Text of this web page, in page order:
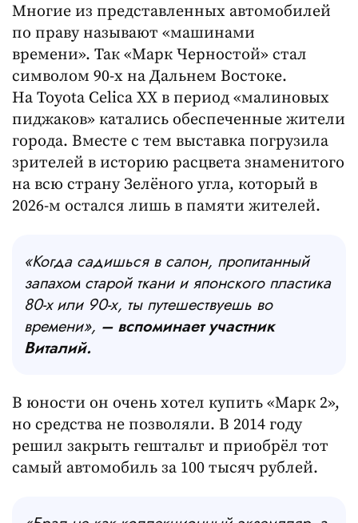
Многие из представленных автомобилей
по праву называют «машинами
времени». Так «Марк Черностой» стал
символом 90-х на Дальнем Востоке.
На Toyota Celica XX в период «малиновых
пиджаков» катались обеспеченные жители
города. Вместе с тем выставка погрузила
зрителей в историю расцвета знаменитого
на всю страну Зелёного угла, который в
2026-м остался лишь в памяти жителей.
«Когда садишься в салон, пропитанный
запахом старой ткани и японского пластика
80-х или 90-х, ты путешествуешь во
времени», – вспоминает участник
Виталий.
В юности он очень хотел купить «Марк 2»,
но средства не позволяли. В 2014 году
решил закрыть гештальт и приобрёл тот
самый автомобиль за 100 тысяч рублей.